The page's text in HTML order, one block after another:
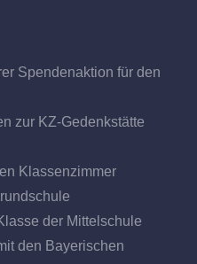
Spendenaktion für den
zur KZ-Gedenkstätte
Klassenzimmer
der Mittelschule
den Bayerischen